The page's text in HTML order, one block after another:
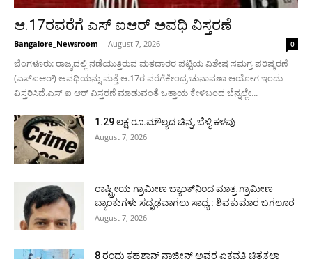
ಆ.17ರವರೆಗೆ ಎಸ್ ಐಆರ್ ಅವಧಿ ವಿಸ್ತರಣೆ
Bangalore_Newsroom - August 7, 2026 0
ಬೆಂಗಳೂರು: ರಾಜ್ಯದಲ್ಲಿ ನಡೆಯುತ್ತಿರುವ ಮತದಾರರ ಪಟ್ಟಿಯ ವಿಶೇಷ ಸಮಗ್ರ ಪರಿಷ್ಕರಣೆ
(ಎಸ್ಐಆರ್) ಅವಧಿಯನ್ನು ಮತ್ತೆ ಆ.17ರ ವರೆಗೆಕೇಂದ್ರ ಚುನಾವಣಾ ಆಯೋಗ ಇಂದು
ವಿಸ್ತರಿಸಿದೆ.ಎಸ್ ಐ ಆರ್ ವಿಸ್ತರಣೆ ಮಾಡುವಂತೆ ಒತ್ತಾಯ ಕೇಳಿಬಂದ ಬೆನ್ನಲ್ಲೇ...
1.29 ಲಕ್ಷ ರೂ.ಮೌಲ್ಯದ ಚಿನ್ನ, ಬೆಳ್ಳಿ ಕಳವು
August 7, 2026
ರಾಷ್ಟ್ರೀಯ ಗ್ರಾಮೀಣ ಬ್ಯಾಂಕ್‍ನಿಂದ ಮಾತ್ರ ಗ್ರಾಮೀಣ
ಬ್ಯಾಂಕುಗಳು ಸದೃಢವಾಗಲು ಸಾಧ್ಯ : ಶಿವಕುಮಾರ ಬಗಲೂರ
August 7, 2026
8 ರಂದು ಕಹ್ಕಶಾನ್ ನಾಜ್ನೀನ್ ಅವರ ಏಕವ್ಯಕ್ತಿ ಚಿತ್ರಕಲಾ